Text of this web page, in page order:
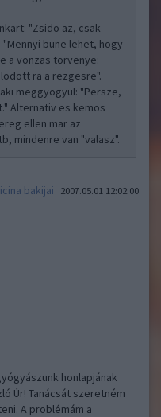
"Zsido az, csak
bune lehet, hogy
a vonzas torvenye:
ra a rezgesre".
meggyogyul: "Persze,
Alternativ es kemos
ellen mar az
mindenre van "valasz".
bakijai 2007.05.01 12:02:00
honlapjának
Úr! Tanácsát szeretném
A problémám a